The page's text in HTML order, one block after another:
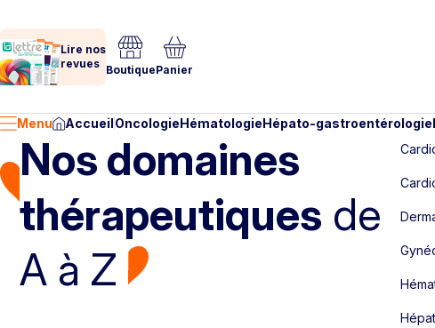
Lire nos
revues BoutiquePanier
Menu AccueilOncologieHématologieHépato-gastroentérologie
Nos domaines
thérapeutiques de
A à Z